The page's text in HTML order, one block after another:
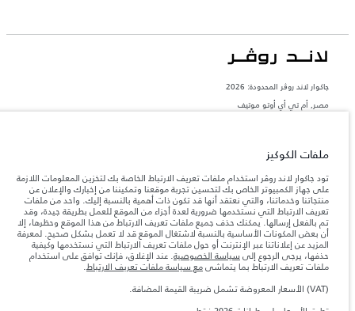
جاكوار لاند روڨر المحدودة: 2026
مصر, أم تي أي أوتو موتيف
والحمولة.
المعلومات والمواصفات والأسعار والألوان المذكورة على هذا الموقع قد تختلف من بلد إلى
آخر، كما أنّها قد تتغير بدون إشعار مسبق. الرجاء التواصل مع وكيلنا المحلي للتأكد من توفّرها
والتحقق من الأسعار.
ملاحظة مهمة حول الصور والمواصفات. إن النقص العالمي في أشباه الموصلات يؤثر حاليًا
في مواصفات تصميم السيارات وتوفر الخيارات وتوقيتات التصاميم. هذا ظرف ديناميكي
للغاية، ونتيجة لذلك، قد لا تمثّل الصور المستخدَمة ضمن موقع الويب حاليًا المواصفات الحالية
بالكامل بالنسبة إلى الميزات والخيارات والحلية ومجموعات الألوان. يرجى استشارة وكيلك الذي
سيتمكّن من تأكيد أي تقييدات حالية معك للسماح لك باتخاذ قرار مدروس
الأرقام المقدمة هي نتيجة لاختبارات المصنع الرسمية وفقاً لتشريعات الاتحاد الأوروبي. قد
ملفات الكوكيز
تود جاكوار لاند روڤر استخدام ملفات تعريف الارتباط الخاصة بك لتخزين المعلومات اللازمة
على جهاز الكمبيوتر الخاص بك لتحسين تجربة موقعنا وتمكيننا من إخبارك والإعلان عن
منتجاتنا وخدماتنا، والتي نعتقد أنها قد تكون ذات أهمية بالنسبة إليك. واحد من ملفات
تعريف الارتباط التي نستخدمها ضرورية لعدة أجزاء من الموقع للعمل بطريقة جيدة، وقد
تم بالفعل إرسالها. يمكنك حذف جميع ملفات تعريف الارتباط من هذا الموقع وحظرها، إلا
أن بعض المكونات الأساسية بالنسبة لاشتغال الموقع قد لا تعمل بشكل صحيح. لمعرفة
المزيد عن إعلاناتنا عبر الإنترنت أو حول ملفات تعريف الارتباط التي نستخدمها وكيفية
حذفها، يرجى الرجوع إلى سياسة الخصوصية. عند الإغلاق، فإنك توافق على استخدام
ملفات تعريف الارتباط بما يتماشىمع سياسة ملفات تعريف الارتباط.
(VAT) الأسعار المعروضة تشمل ضريبة القيمة المضافة.